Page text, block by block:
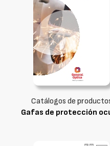
Catálogos de
Gafas de protección